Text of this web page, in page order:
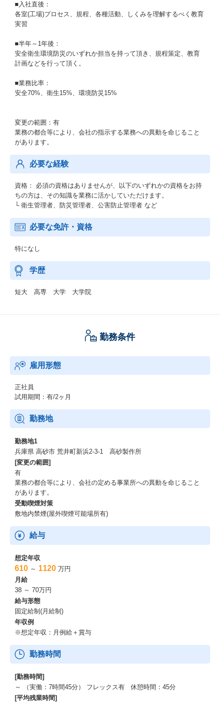
■入社直後：
各室(工場)プロセス、規程、各種活動、しくみを理解するべく教育
実習
■半年～1年後：
安全衛生環境防災のいずれか担当を持って頂き、規程策定、教育
計画などを行って頂く。
■業務比率：
安全70%、衛生15%、環境防災15%
変更の範囲：有
業務の都合等により、会社の指示する業務への異動を命じること
があります。
必要な経験
資格： 必須の資格はありませんが、以下のいずれかの資格をお持
ちの方は、その知識を業務に活かしていただけます。
└ 衛生管理者、防災管理者、公害防止管理者 など
必要な免許・資格
特になし
学歴
短大 高専 大学 大学院
勤務条件
雇用形態
正社員
試用期間：有/2ヶ月
勤務地
勤務地1
兵庫県 高砂市 荒井町新浜2-3-1 高砂製作所
[変更の範囲]
有
業務の都合等により、会社の定める事業所への異動を命じること
があります。
受動喫煙対策
敷地内禁煙(屋外喫煙可能場所有)
給与
想定年収
610 ～ 1120 万円
月給
38 ～ 70万円
給与形態
固定給制(月給制)
年収例
※想定年収：月例給＋賞与
勤務時間
[勤務時間]
～ （実働：7時間45分） フレックス有 休憩時間：45分
[平均残業時間]